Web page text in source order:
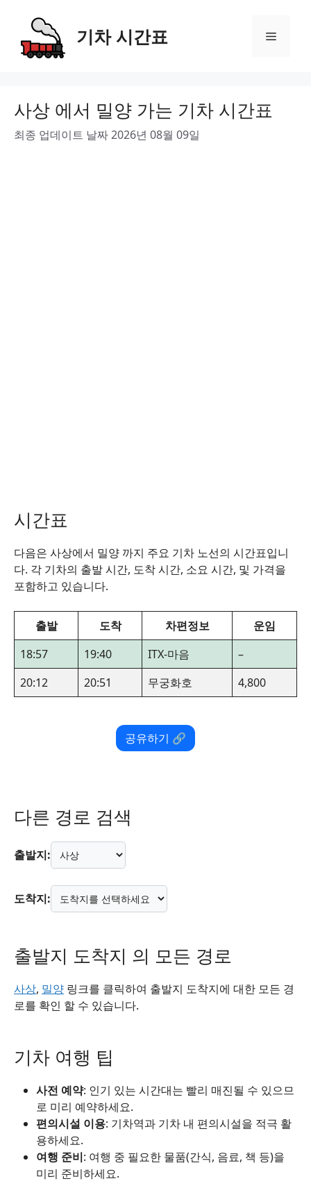
content
기차 시간표 Menu
사상 에서 밀양 가는 기차 시간표
최종 업데이트 날짜 2026년 08월 09일
시간표
다음은 사상에서 밀양 까지 주요 기차 노선의 시간표입니
다. 각 기차의 출발 시간, 도착 시간, 소요 시간, 및 가격을
포함하고 있습니다.
출발 도착 차편정보
운임
18:57
19:40 ITX-마음
–
20:12
20:51 무궁화호 4,800
공유하기 🔗
다른 경로 검색
출발지:
도착지:
출발지 도착지 의 모든 경로
사상, 밀양 링크를 클릭하여 출발지 도착지에 대한 모든 경
로를 확인 할 수 있습니다.
기차 여행 팁
사전 예약: 인기 있는 시간대는 빨리 매진될 수 있으므
로 미리 예약하세요.
편의시설 이용: 기차역과 기차 내 편의시설을 적극 활
용하세요.
여행 준비: 여행 중 필요한 물품(간식, 음료, 책 등)을
미리 준비하세요.